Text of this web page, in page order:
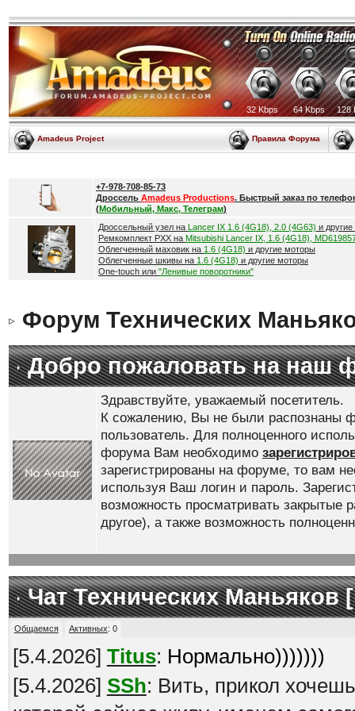
32 Kbps 64 Kbps 128
Amadeus Project Правила Форума
+7-978-708-85-73
Дроссель Amadeus Productions. Быстрый заказ по
(Мобильный, Макс, Телеграм)
Дроссельный узел на Lancer IX 1.6 (4G18), 2.0 (4G63) и
Ремкомплект РХХ на Mitsubishi Lancer IX, 1.6 (4G18),
Облегченный маховик на 1.6 (4G18) и другие моторы
Облегченные шкивы на 1.6 (4G18) и другие моторы
One-touch или "Ленивые поворотники"
Форум Технических
Добро пожаловать на наш
Здравствуйте, уважаемый посетитель.
К сожалению, Вы не были распознаны
пользователь. Для полноценного
форума Вам необходимо
зарегистрированы на форуме, то вам
используя Ваш логин и пароль.
возможность просматривать закрытые
другое), а также возможность
Чат Технических Маньяков [
Общаемся Активных: 0
[5.4.2026] Titus: Нормально)))))))
[5.4.2026] SSh: Вить, прикол